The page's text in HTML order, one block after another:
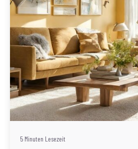
Geschrieben von
Redaktion Immofragen
5 Minuten Lesezeit